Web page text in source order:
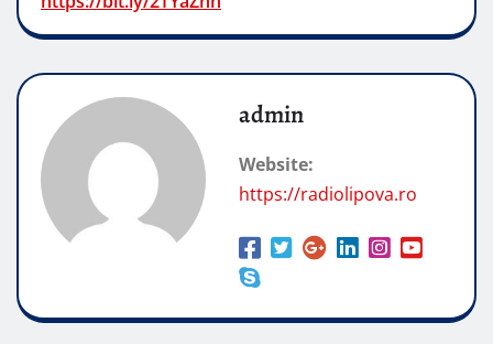
admin
Website:
https://radiolipova.ro